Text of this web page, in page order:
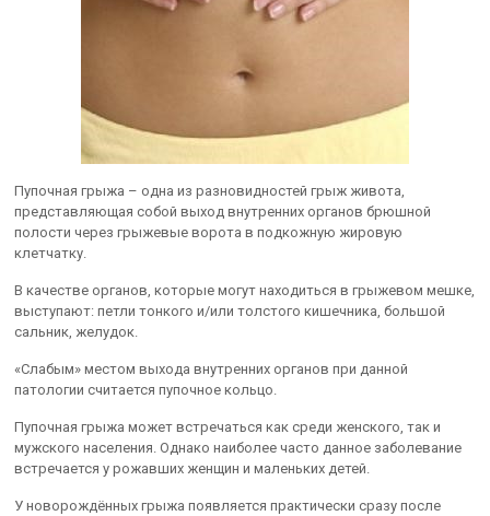
Пупочная грыжа – одна из разновидностей грыж живота,
представляющая собой выход внутренних органов брюшной
полости через грыжевые ворота в подкожную жировую
клетчатку.
В качестве органов, которые могут находиться в грыжевом мешке,
выступают: петли тонкого и/или толстого кишечника, большой
сальник, желудок.
«Слабым» местом выхода внутренних органов при данной
патологии считается пупочное кольцо.
Пупочная грыжа может встречаться как среди женского, так и
мужского населения. Однако наиболее часто данное заболевание
встречается у рожавших женщин и маленьких детей.
У новорождённых грыжа появляется практически сразу после